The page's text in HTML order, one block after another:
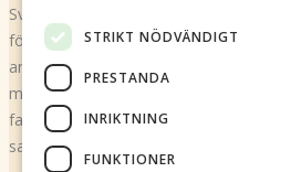
Sverige) är en branschorganisation för
företag som bedriver biluthyrning och
annan bildelning. Den gemensamma
målsättningen är säkerhet, kvalitet,
fackmässig service och kundvänlig policy
samt trygghet för kunden.
STRIKT NÖDVÄNDIGT
PRESTANDA
INRIKTNING
FUNKTIONER